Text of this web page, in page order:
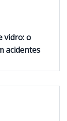
vidro: o
acidentes